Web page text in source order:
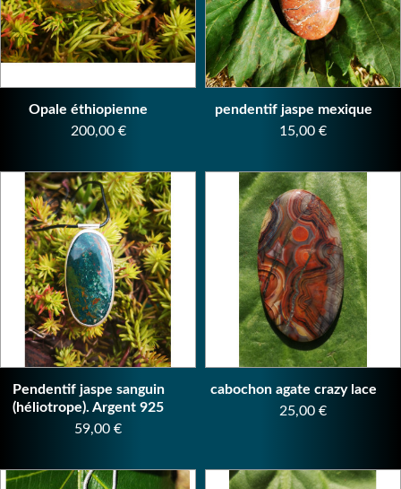
Opale éthiopienne
Prix
200,00 €
pendentif jaspe mexique
Prix
15,00 €
Pendentif jaspe sanguin
(héliotrope). Argent 925
Prix
59,00 €
cabochon agate crazy lace
Prix
25,00 €